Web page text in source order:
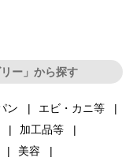
ー」から探す
ン
エビ・カニ等
加工品等
美容